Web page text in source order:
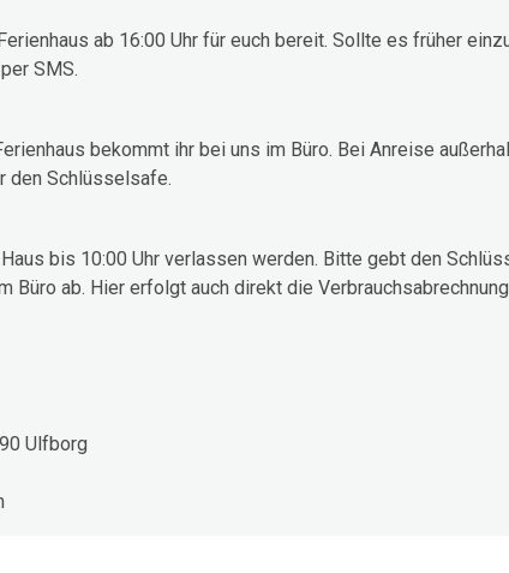
ab 16:00 Uhr für euch bereit. Sollte es früher
SMS.
bekommt ihr bei uns im Büro. Bei Anreise
den Schlüsselsafe.
bis 10:00 Uhr verlassen werden. Bitte gebt den
Büro ab. Hier erfolgt auch direkt die
Ulfborg